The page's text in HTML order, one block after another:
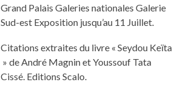
Grand Palais Galeries nationales Galerie
Sud-est Exposition jusqu’au 11 Juillet.
Citations extraites du livre « Seydou Keïta
» de André Magnin et Youssouf Tata
Cissé. Editions Scalo.